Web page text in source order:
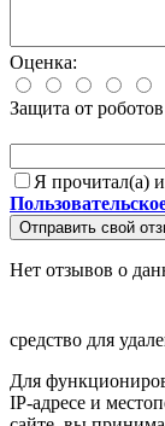
Оценка:
Защита от роботов
Я прочитал(а)
Отправить свой
Нет отзывов о
средство для
Для
IP-адресе и